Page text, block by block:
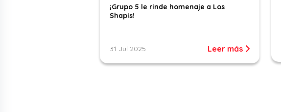
¡Grupo 5 le rinde homenaje a Los
Shapis!
31 Jul 2025 Leer más